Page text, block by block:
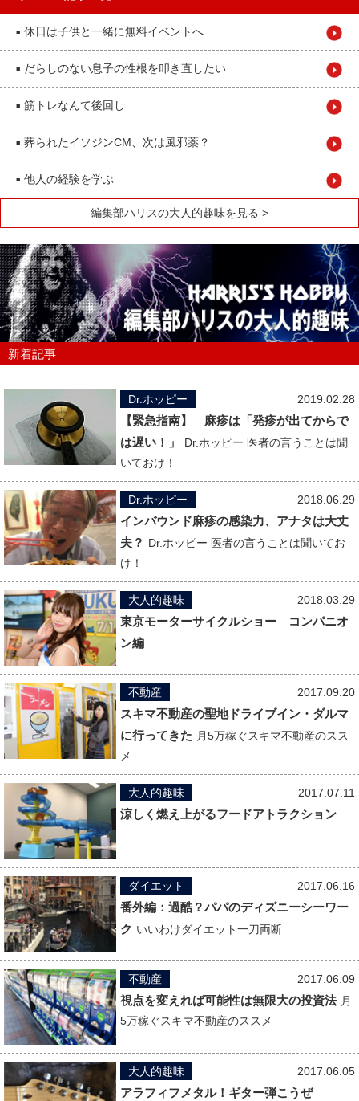
■ 休日は子供と一緒に無料イベントへ
■ だらしのない息子の性根を叩き直したい
■ 筋トレなんて後回し
■ 葬られたイソジンCM、次は風邪薬？
■ 他人の経験を学ぶ
編集部ハリスの大人的趣味を見る >
新着記事
2019.02.28
Dr.ホッピー
【緊急指南】 麻疹は「発疹が出てからで
は遅い！」
Dr.ホッピー 医者の言うことは聞
いておけ！
2018.06.29
Dr.ホッピー
インバウンド麻疹の感染力、アナタは大丈
夫？ Dr.ホッピー 医者の言うことは聞いてお
け！
2018.03.29
大人的趣味
東京モーターサイクルショー コンパニオ
ン編
2017.09.20
不動産
スキマ不動産の聖地ドライブイン・ダルマ
に行ってきた 月5万稼ぐスキマ不動産のスス
メ
2017.07.11
大人的趣味
涼しく燃え上がるフードアトラクション
2017.06.16
ダイエット
番外編：過酷？パパのディズニーシーワー
ク いいわけダイエット一刀両断
2017.06.09
不動産
視点を変えれば可能性は無限大の投資法 月
5万稼ぐスキマ不動産のススメ
2017.06.05
大人的趣味
アラフィフメタル！ギター弾こうぜ